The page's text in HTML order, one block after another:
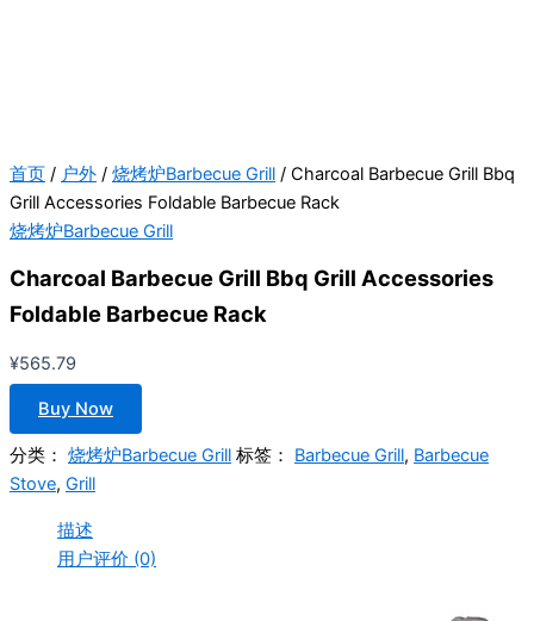
首页 / 户外 / 烧烤炉Barbecue Grill / Charcoal Barbecue Grill Bbq
Grill Accessories Foldable Barbecue Rack
烧烤炉Barbecue Grill
Charcoal Barbecue Grill Bbq Grill Accessories
Foldable Barbecue Rack
¥565.79
Buy Now
分类： 烧烤炉Barbecue Grill 标签： Barbecue Grill, Barbecue
Stove, Grill
描述
用户评价 (0)